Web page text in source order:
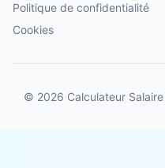
Politique de confidentialité
Cookies
© 2026 Calculateur